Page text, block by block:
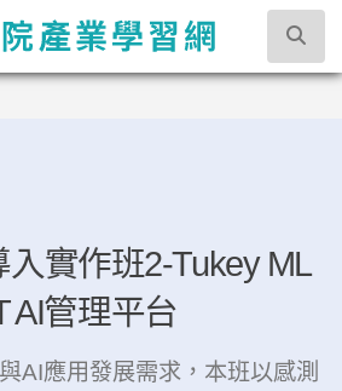
實作班2-Tukey ML
AI管理平台
AI應用發展需求，本班以感測